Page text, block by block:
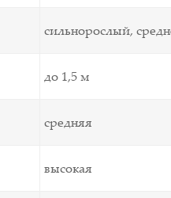
сильнорослый,
до 1,5 м
средняя
высокая